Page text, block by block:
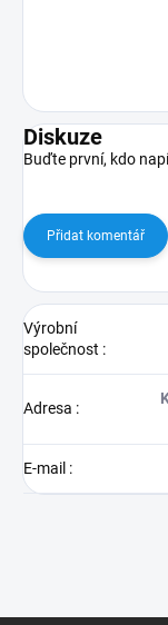
Diskuze
Buďte první, kdo
Přidat komentář
Výrobní
společnost :
Adresa :
E-mail :